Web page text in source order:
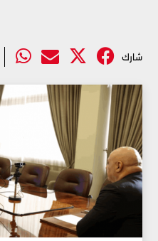
شارك